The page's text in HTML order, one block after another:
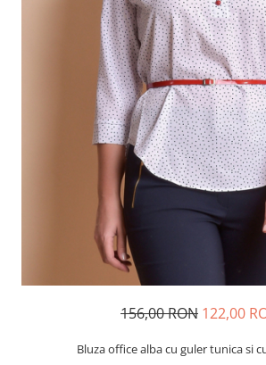
156,00 RON 122,00
Bluza office alba cu guler tunica si